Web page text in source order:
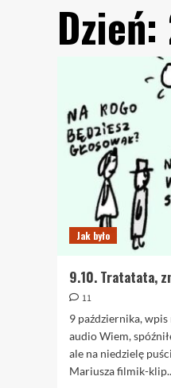
Dzień:
Jak było
9.10. Tratatata,
11
9 października,
audio Wiem,
ale na niedzielę
Mariusza filmik-